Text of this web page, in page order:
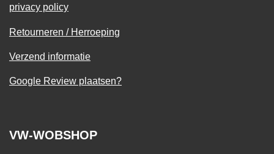
privacy policy
Retourneren / Herroeping
Verzend informatie
Google Review plaatsen?
VW-WOBSHOP